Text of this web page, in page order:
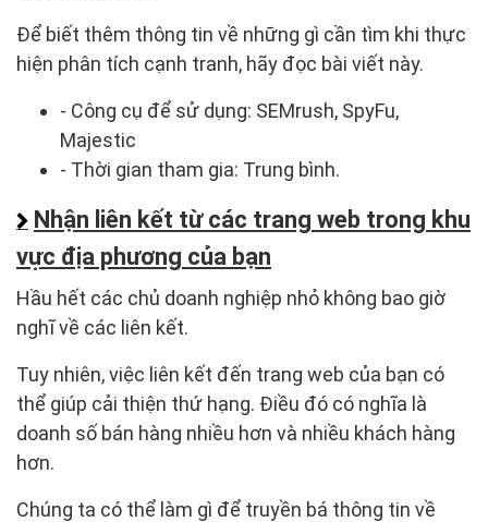
Để biết thêm thông tin về những gì cần tìm khi thực
hiện phân tích cạnh tranh, hãy đọc bài viết này.
- Công cụ để sử dụng: SEMrush, SpyFu,
Majestic
- Thời gian tham gia: Trung bình.
Nhận liên kết từ các trang web trong khu
vực địa phương của bạn
Hầu hết các chủ doanh nghiệp nhỏ không bao giờ
nghĩ về các liên kết.
Tuy nhiên, việc liên kết đến trang web của bạn có
thể giúp cải thiện thứ hạng. Điều đó có nghĩa là
doanh số bán hàng nhiều hơn và nhiều khách hàng
hơn.
Chúng ta có thể làm gì để truyền bá thông tin về